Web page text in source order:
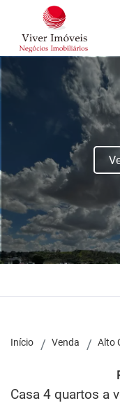
Início Venda Alto
Casa 4 quartos a